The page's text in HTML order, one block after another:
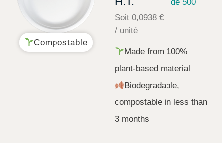
Compostable
Soit 0,0938 €
/ unité
de 500
Made from 100%
plant-based material
Biodegradable,
compostable in less than
3 months